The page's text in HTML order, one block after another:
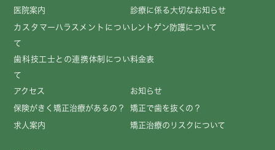
医院案内 診療に係る大切なお知らせ
カスタマーハラスメントについ
て
レントゲン防護について
歯科技工士との連携体制につい
て
料金表
アクセス お知らせ
保険がきく矯正治療があるの？ 矯正で歯を抜くの？
求人案内 矯正治療のリスクについて